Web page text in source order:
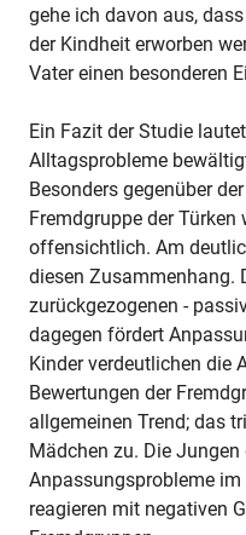
gehe ich davon aus,
der Kindheit erworben
Vater einen besonderen
Ein Fazit der Studie
Alltagsprobleme
Besonders gegenüber
Fremdgruppe der Türken
offensichtlich. Am
diesen Zusammenhang.
zurückgezogenen -
dagegen fördert
Kinder verdeutlichen die
Bewertungen der
allgemeinen Trend; das
Mädchen zu. Die
Anpassungsprobleme
reagieren mit negativen